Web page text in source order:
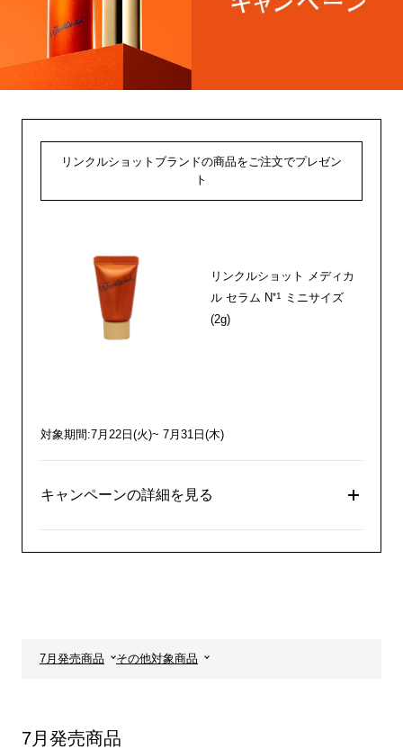
リンクルショットブランドの商品をご注文でプレゼン
ト
リンクルショット メディカ
ル セラム N*1
ミニサイズ
(2g)
対象期間:7月22日(火)~ 7月31日(木)
キャンペーンの詳細を見る
7月発売商品 その他対象商品
7月発売商品